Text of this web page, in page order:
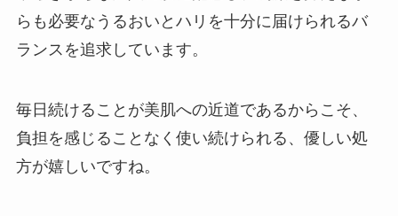
らも必要なうるおいとハリを十分に届けられるバ
ランスを追求しています。
毎日続けることが美肌への近道であるからこそ、
負担を感じることなく使い続けられる、優しい処
方が嬉しいですね。